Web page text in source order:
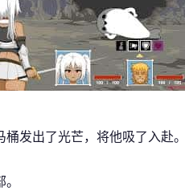
发出了光芒，将他吸了入赴。